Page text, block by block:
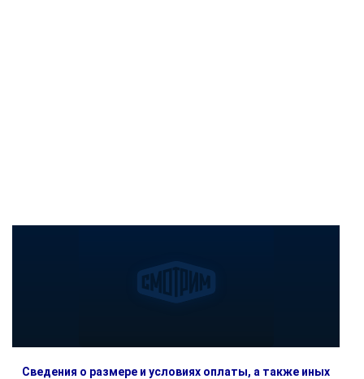
Сведения о размере и условиях оплаты, а также иных